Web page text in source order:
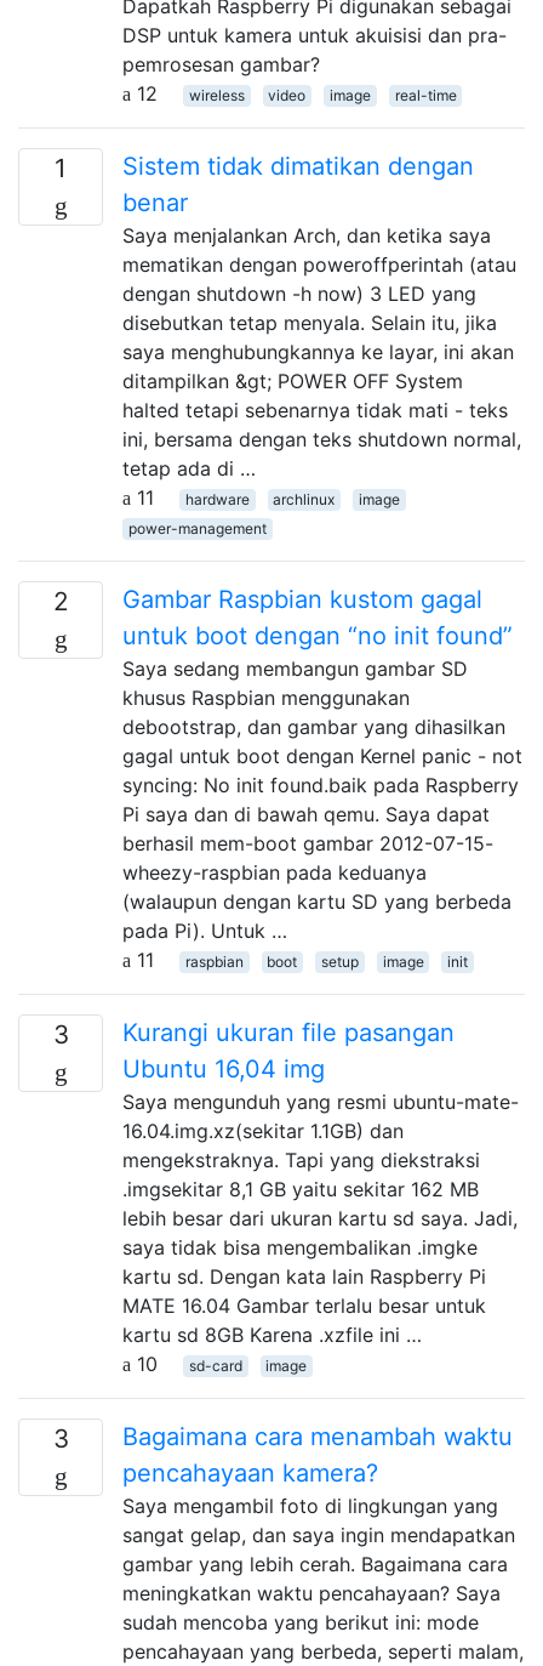
Dapatkah Raspberry Pi digunakan sebagai
DSP untuk kamera untuk akuisisi dan pra-
pemrosesan gambar?
12
wireless video image real-time
1
Sistem tidak dimatikan dengan
benar
Saya menjalankan Arch, dan ketika saya
mematikan dengan poweroffperintah (atau
dengan shutdown -h now) 3 LED yang
disebutkan tetap menyala. Selain itu, jika
saya menghubungkannya ke layar, ini akan
ditampilkan &gt; POWER OFF System
halted tetapi sebenarnya tidak mati - teks
ini, bersama dengan teks shutdown normal,
tetap ada di …
11
hardware archlinux
image
power-management
2
Gambar Raspbian kustom gagal
untuk boot dengan “no init found”
Saya sedang membangun gambar SD
khusus Raspbian menggunakan
debootstrap, dan gambar yang dihasilkan
gagal untuk boot dengan Kernel panic - not
syncing: No init found.baik pada Raspberry
Pi saya dan di bawah qemu. Saya dapat
berhasil mem-boot gambar 2012-07-15-
wheezy-raspbian pada keduanya
(walaupun dengan kartu SD yang berbeda
pada Pi). Untuk …
11
raspbian boot setup image init
3
Kurangi ukuran file pasangan
Ubuntu 16,04 img
Saya mengunduh yang resmi ubuntu-mate-
16.04.img.xz(sekitar 1.1GB) dan
mengekstraknya. Tapi yang diekstraksi
.imgsekitar 8,1 GB yaitu sekitar 162 MB
lebih besar dari ukuran kartu sd saya. Jadi,
saya tidak bisa mengembalikan .imgke
kartu sd. Dengan kata lain Raspberry Pi
MATE 16.04 Gambar terlalu besar untuk
kartu sd 8GB Karena .xzfile ini …
10
sd-card image
3
Bagaimana cara menambah waktu
pencahayaan kamera?
Saya mengambil foto di lingkungan yang
sangat gelap, dan saya ingin mendapatkan
gambar yang lebih cerah. Bagaimana cara
meningkatkan waktu pencahayaan? Saya
sudah mencoba yang berikut ini: mode
pencahayaan yang berbeda, seperti malam,